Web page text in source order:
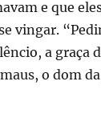
e que
vingar.
a graça
o dom